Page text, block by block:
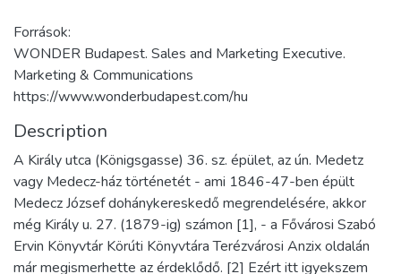
Források:
WONDER Budapest. Sales and Marketing Executive.
Marketing & Communications
https://www.wonderbudapest.com/hu
Description
A Király utca (Königsgasse) 36. sz. épület, az ún. Medetz
vagy Medecz-ház történetét - ami 1846-47-ben épült
Medecz József dohánykereskedő megrendelésére, akkor
még Király u. 27. (1879-ig) számon [1], - a Fővárosi Szabó
Ervin Könyvtár Körúti Könyvtára Terézvárosi Anzix oldalán
már megismerhette az érdeklődő. [2] Ezért itt igyekszem